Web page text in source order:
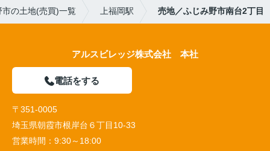
市の土地(売買)一覧 上福岡駅 売地／ふじみ野市南台2丁目
アルスビレッジ株式会社 本社
電話をする
〒351-0005
埼玉県朝霞市根岸台６丁目10-33
営業時間： 9:30～18:00